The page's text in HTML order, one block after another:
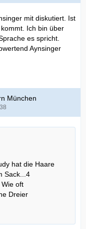
mit diskutiert. Ist
Ich bin über
es spricht.
Aynsinger
München
hat die Haare
Sack...4
oft
Dreier